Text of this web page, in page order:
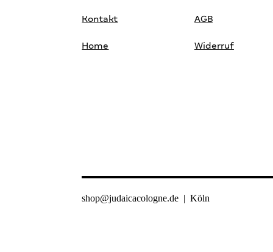
Kontakt
Home
AGB
Widerruf
shop@judaicacologne.de | Köln